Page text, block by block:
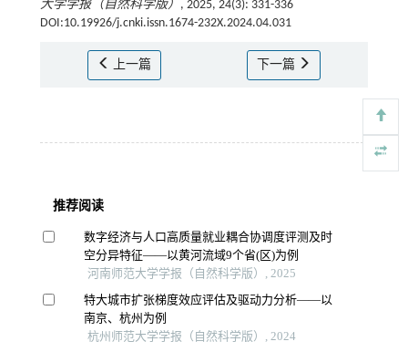
大学学报（自然科学版） , 2025, 24(3): 331-336
DOI:10.19926/j.cnki.issn.1674-232X.2024.04.031
上一篇 下一篇